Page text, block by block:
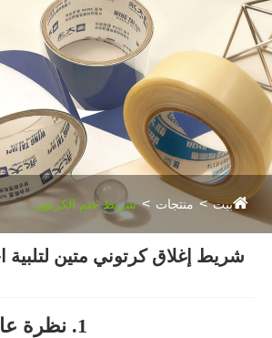
بيت منتجات شريط ختم الكرتون
شريط إغلاق كرتوني متين لتلبية
1. نظرة عامة على المنتج